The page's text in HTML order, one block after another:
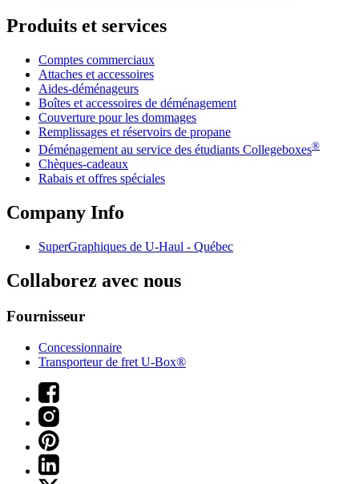
Produits et services
Comptes commerciaux
Attaches et accessoires
Aides-déménageurs
Boîtes et accessoires de déménagement
Couverture pour les dommages
Remplissages et réservoirs de propane
Déménagement au service des étudiants Collegeboxes®
Chèques-cadeaux
Rabais et offres spéciales
Company Info
SuperGraphiques de U-Haul - Québec
Collaborez avec nous
Fournisseur
Concessionnaire
Transporteur de fret U-Box®